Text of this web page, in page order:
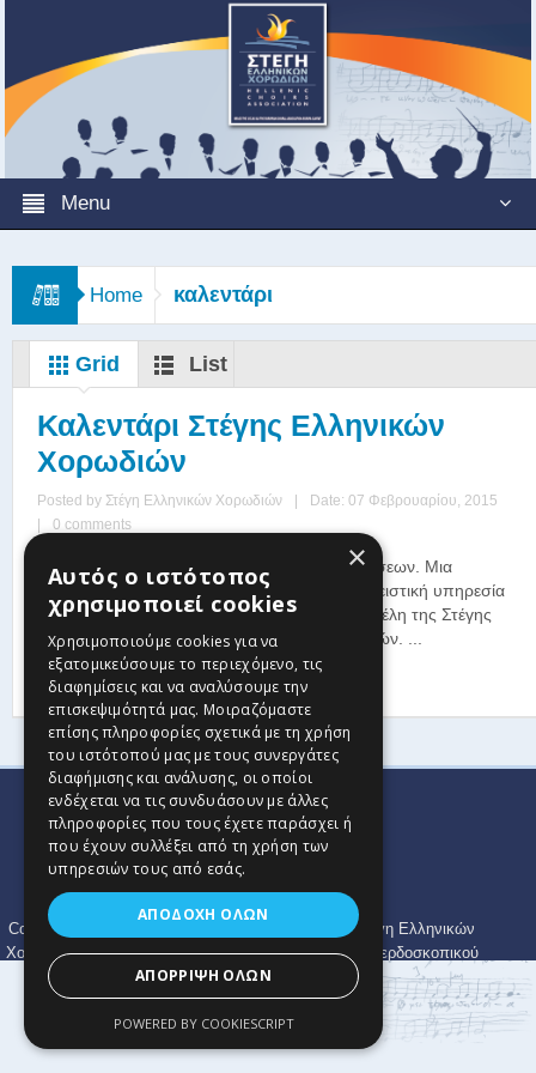
Menu
Home καλεντάρι
Grid List
Καλεντάρι Στέγης Ελληνικών
Χορωδιών
Posted by Στέγη Ελληνικών Χορωδιών |
Date: 07 Φεβρουαρίου, 2015
|
0 comments
Καλεντάρι Εκδηλώσεων. Μια
καινοτόμος, αποκλειστική υπηρεσία
για τις χορωδίες - μέλη της Στέγης
Ελληνικών Χορωδιών. ...
Read more
Copyright © 2024 Στέγη Ελληνικών Χορωδιών. Η Στέγη Ελληνικών
Χορωδιών είναι συλλογικός χορωδιακός φορέας, μη κερδοσκοπικού
χαρακτήρα, ο οποίος συνενώνει πανελλαδικά φορείς που
διατηρούν στους κόλπους τους χορωδιακά σχήματα ή ασχολούνται
με τη χορωδιακή τέχνη, δραστηριότητα και έρευνα καθώς και
φυσικά πρόσωπα που έχουν κάποια από τις παραπάνω ιδιότητες.
×
Αυτός ο ιστότοπος
χρησιμοποιεί cookies
Χρησιμοποιούμε cookies για να
εξατομικεύσουμε το περιεχόμενο, τις
διαφημίσεις και να αναλύσουμε την
επισκεψιμότητά μας. Μοιραζόμαστε
επίσης πληροφορίες σχετικά με τη χρήση
του ιστότοπού μας με τους συνεργάτες
διαφήμισης και ανάλυσης, οι οποίοι
ενδέχεται να τις συνδυάσουν με άλλες
πληροφορίες που τους έχετε παράσχει ή
που έχουν συλλέξει από τη χρήση των
υπηρεσιών τους από εσάς.
ΑΠΟΔΟΧΉ ΌΛΩΝ
ΑΠΌΡΡΙΨΗ ΌΛΩΝ
POWERED BY COOKIESCRIPT